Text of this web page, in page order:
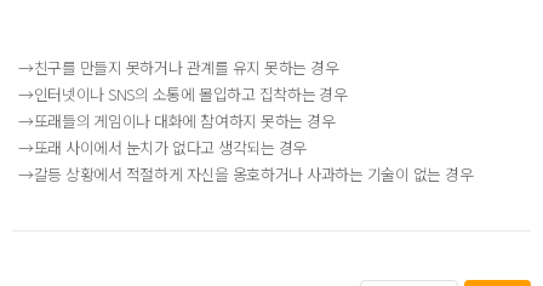
→친구를 만들지 못하거나 관계를 유지 못하는 경우
→인터넷이나 SNS의 소통에 몰입하고 집착하는 경우
→또래들의 게임이나 대화에 참여하지 못하는 경우
→또래 사이에서 눈치가 없다고 생각되는 경우
→갈등 상황에서 적절하게 자신을 옹호하거나 사과하는 기술이 없는 경우